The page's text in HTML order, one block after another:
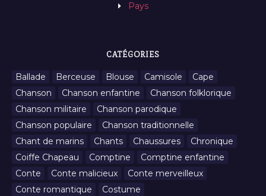
Pays
CATÉGORIES
Ballade Berceuse Blouse Camisole
Cape
Chanson
Chanson enfantine
Chanson folklorique
Chanson militaire
Chanson parodique
Chanson populaire
Chanson traditionnelle
Chant de marins
Chants Chaussures
Chronique
Coiffe Chapeau
Comptine
Comptine enfantine
Conte
Conte malicieux
Conte merveilleux
Conte romantique
Costume